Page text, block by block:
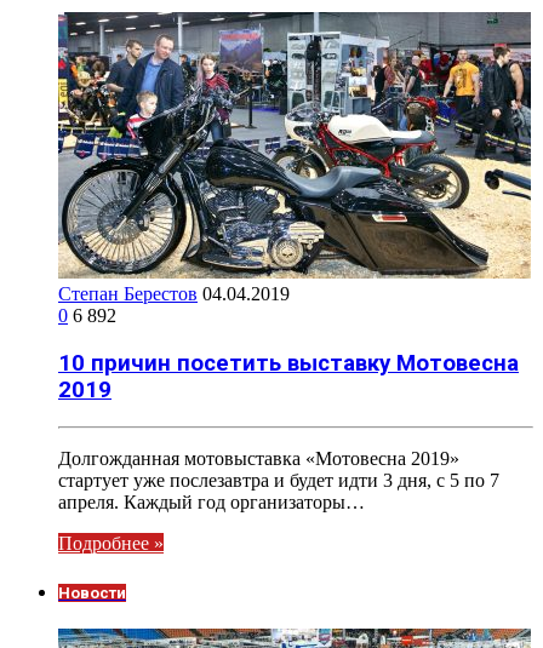
Степан Берестов 04.04.2019
0 6 892
10 причин посетить выставку Мотовесна
2019
Долгожданная мотовыставка «Мотовесна 2019»
стартует уже послезавтра и будет идти 3 дня, с 5 по 7
апреля. Каждый год организаторы…
Подробнее »
Новости